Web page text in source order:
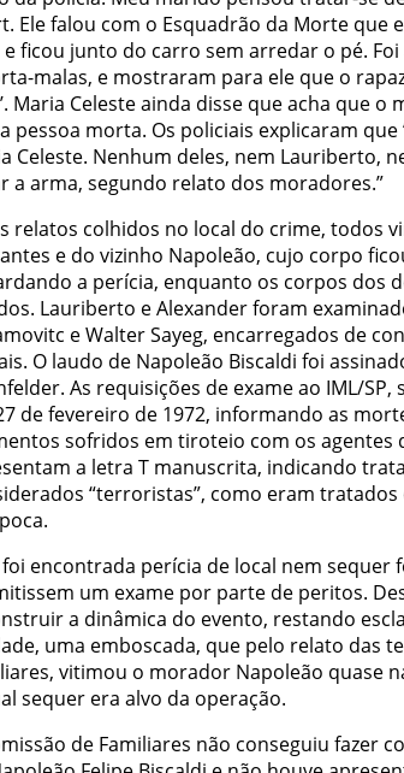
Ele falou com o Esquadrão da Morte que
ficou junto do carro sem arredar o pé.
malas, e mostraram para ele que o
Maria Celeste ainda disse que acha que o
pessoa morta. Os policiais explicaram que
Celeste. Nenhum deles, nem Lauriberto,
a arma, segundo relato dos moradores.”
relatos colhidos no local do crime, todos
e do vizinho Napoleão, cujo corpo
a perícia, enquanto os corpos dos
Lauriberto e Alexander foram
e Walter Sayeg, encarregados de
O laudo de Napoleão Biscaldi foi
As requisições de exame ao IML/SP,
de fevereiro de 1972, informando as
sofridos em tiroteio com os agentes
a letra T manuscrita, indicando
“terroristas”, como eram
encontrada perícia de local nem sequer
um exame por parte de peritos.
a dinâmica do evento, restando
uma emboscada, que pelo relato das
vitimou o morador Napoleão quase
sequer era alvo da operação.
de Familiares não conseguiu fazer